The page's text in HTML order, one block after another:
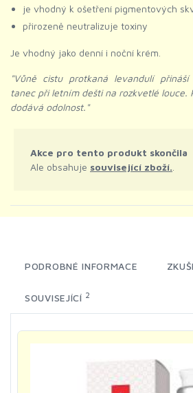
je vhodný k ošetření pigmentových
přirozeně neutralizuje toxiny
Je vhodný jako denní i noční krém.
"Vůně cistu protkaná levandulí
tanec při letním dešti na rozkvetlé louce.
dodává odolnost."
Akce pro tento produkt skončila
Ale obsahuje související zboží.
PODROBNÉ INFORMACE
SOUVISEJÍCÍ 2